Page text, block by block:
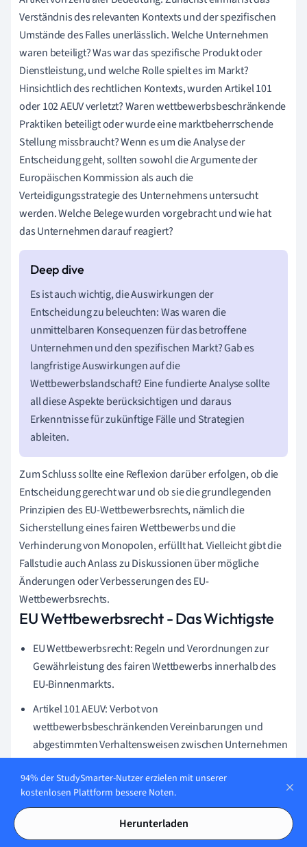
Verständnis des relevanten Kontexts und der spezifischen
Umstände des Falles unerlässlich. Welche Unternehmen
waren beteiligt? Was war das spezifische Produkt oder
Dienstleistung, und welche Rolle spielt es im Markt?
Hinsichtlich des rechtlichen Kontexts, wurden Artikel 101
oder 102 AEUV verletzt? Waren wettbewerbsbeschränkende
Praktiken beteiligt oder wurde eine marktbeherrschende
Stellung missbraucht? Wenn es um die Analyse der
Entscheidung geht, sollten sowohl die Argumente der
Europäischen Kommission als auch die
Verteidigungsstrategie des Unternehmens untersucht
werden. Welche Belege wurden vorgebracht und wie hat
das Unternehmen darauf reagiert?
Es ist auch wichtig, die Auswirkungen der
Entscheidung zu beleuchten: Was waren die
unmittelbaren Konsequenzen für das betroffene
Unternehmen und den spezifischen Markt? Gab es
langfristige Auswirkungen auf die
Wettbewerbslandschaft? Eine fundierte Analyse sollte
all diese Aspekte berücksichtigen und daraus
Erkenntnisse für zukünftige Fälle und Strategien
ableiten.
Zum Schluss sollte eine Reflexion darüber erfolgen, ob die
Entscheidung gerecht war und ob sie die grundlegenden
Prinzipien des EU-Wettbewerbsrechts, nämlich die
Sicherstellung eines fairen Wettbewerbs und die
Verhinderung von Monopolen, erfüllt hat. Vielleicht gibt die
Fallstudie auch Anlass zu Diskussionen über mögliche
Änderungen oder Verbesserungen des EU-
Wettbewerbsrechts.
EU Wettbewerbsrecht - Das Wichtigste
EU Wettbewerbsrecht: Regeln und Verordnungen zur
Gewährleistung des fairen Wettbewerbs innerhalb des
EU-Binnenmarkts.
Artikel 101 AEUV: Verbot von
wettbewerbsbeschränkenden Vereinbarungen und
abgestimmten Verhaltensweisen zwischen Unternehmen
wie Preisabsprachen oder Markt- und
Kundenabgrenzungsvereinbarungen.
Artikel 102 AEUV: Verbot des Missbrauchs einer
beherrschenden Stellung auf dem Markt.
94% der StudySmarter-Nutzer erzielen mit unserer
kostenlosen Plattform bessere Noten.
Herunterladen